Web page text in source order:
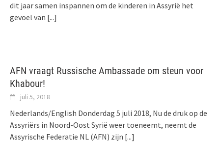
dit jaar samen inspannen om de kinderen in Assyrië het
gevoel van [...]
AFN vraagt Russische Ambassade om steun voor
Khabour!
juli 5, 2018
Nederlands/English Donderdag 5 juli 2018, Nu de druk op de
Assyriërs in Noord-Oost Syrië weer toeneemt, neemt de
Assyrische Federatie NL (AFN) zijn [...]